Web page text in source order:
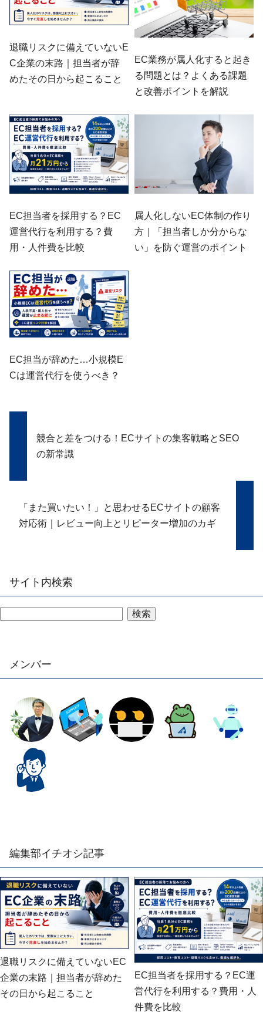
退職リスクに備えていないE
C企業の末路｜担当者が辞
めたその日から起こること
EC業務が属人化すると起き
る問題とは？よくある課題
と改善ポイントを解説
EC担当者を採用する？EC
運営代行を利用する？費
用・人件費を比較
属人化しないEC体制の作り
方｜「担当者しか分からな
い」を防ぐ運営のポイント
EC担当が辞めた…小規模E
Cは運営代行を使うべき？
競合と差をつける！ECサイトの集客戦略とSEO
の新常識
「また買いたい！」と思わせるECサイトの顧客
対応術｜レビュー向上とリピーター増加のカギ
サイト内検索
検索
メンバー
編集部イチオシ記事
退職リスクに備えていないEC
企業の末路｜担当者が辞めた
その日から起こること
EC担当者を採用する？EC運
営代行を利用する？費用・人
件費を比較